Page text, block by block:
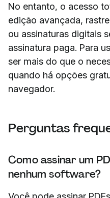
No entanto, o acesso
edição avançada,
ou assinaturas digitais
assinatura paga. Para
ser mais do que o
quando há opções
navegador.
Perguntas
Como assinar um
nenhum software?